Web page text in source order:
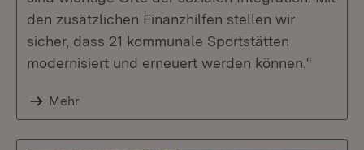
den zusätzlichen Finanzhilfen stellen wir
sicher, dass 21 kommunale Sportstätten
modernisiert und erneuert werden können.“
Mehr